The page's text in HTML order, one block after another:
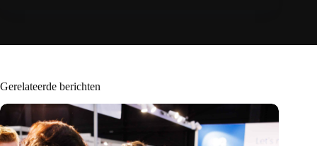
Gerelateerde berichten